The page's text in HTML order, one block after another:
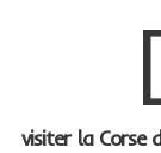
visiter la Corse